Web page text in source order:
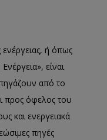
ή όπως
είναι
από το
προς όφελος του
και ενεργειακά
πηγές